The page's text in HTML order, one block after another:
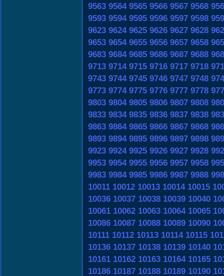
9563 9564 9565 9566 9567 9568
9593 9594 9595 9596 9597 9598
9623 9624 9625 9626 9627 9628
9653 9654 9655 9656 9657 9658
9683 9684 9685 9686 9687 9688
9713 9714 9715 9716 9717 9718
9743 9744 9745 9746 9747 9748
9773 9774 9775 9776 9777 9778
9803 9804 9805 9806 9807 9808
9833 9834 9835 9836 9837 9838
9863 9864 9865 9866 9867 9868
9893 9894 9895 9896 9897 9898
9923 9924 9925 9926 9927 9928
9953 9954 9955 9956 9957 9958
9983 9984 9985 9986 9987 9988
10011 10012 10013 10014 10015
10036 10037 10038 10039 10040
10061 10062 10063 10064 10065
10086 10087 10088 10089 10090
10111 10112 10113 10114 10115
10136 10137 10138 10139 10140
10161 10162 10163 10164 10165
10186 10187 10188 10189 10190